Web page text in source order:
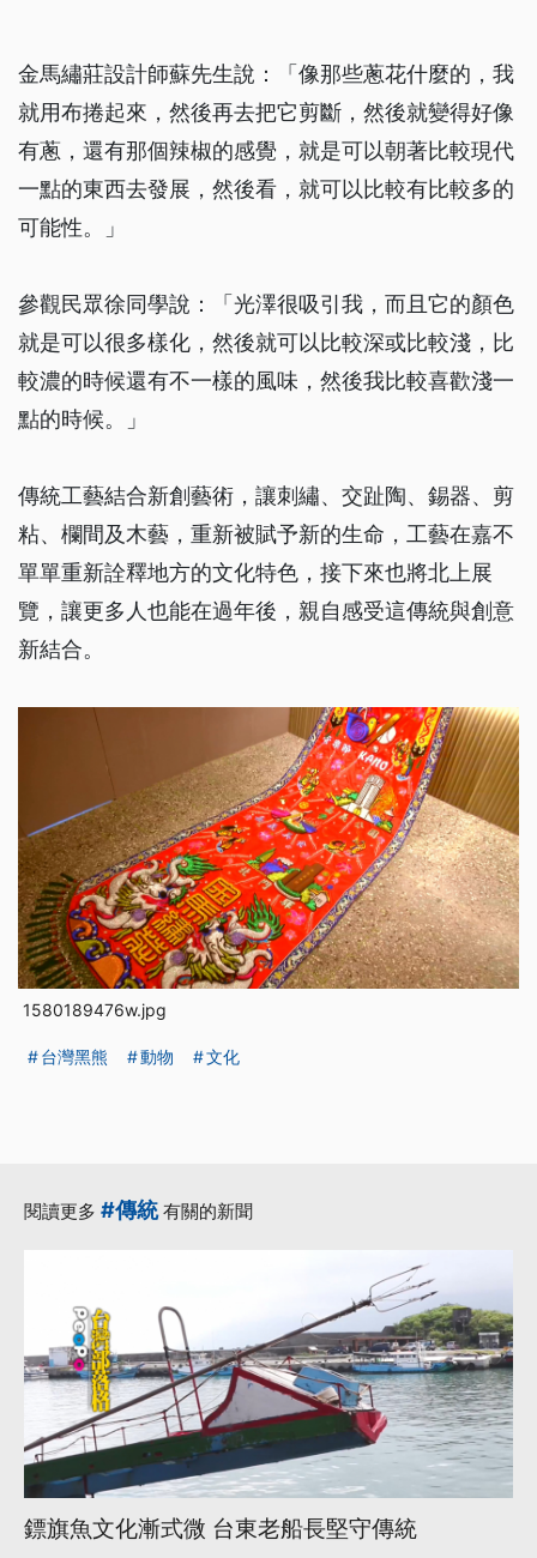
金馬繡莊設計師蘇先生說：「像那些蔥花什麼的，我
就用布捲起來，然後再去把它剪斷，然後就變得好像
有蔥，還有那個辣椒的感覺，就是可以朝著比較現代
一點的東西去發展，然後看，就可以比較有比較多的
可能性。」
參觀民眾徐同學說：「光澤很吸引我，而且它的顏色
就是可以很多樣化，然後就可以比較深或比較淺，比
較濃的時候還有不一樣的風味，然後我比較喜歡淺一
點的時候。」
傳統工藝結合新創藝術，讓刺繡、交趾陶、錫器、剪
粘、欄間及木藝，重新被賦予新的生命，工藝在嘉不
單單重新詮釋地方的文化特色，接下來也將北上展
覽，讓更多人也能在過年後，親自感受這傳統與創意
新結合。
1580189476w.jpg
台灣黑熊 動物 文化
閱讀更多 #傳統有關的新聞
鏢旗魚文化漸式微 台東老船長堅守傳統